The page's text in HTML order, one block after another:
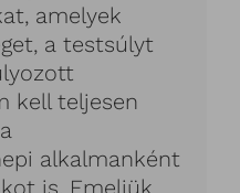
amelyek
a testsúlyt
kell teljesen
alkalmanként
is. Emeljük